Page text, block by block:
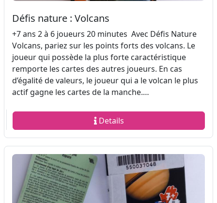
Défis nature : Volcans
+7 ans 2 à 6 joueurs 20 minutes Avec Défis Nature
Volcans, pariez sur les points forts des volcans. Le
joueur qui possède la plus forte caractéristique
remporte les cartes des autres joueurs. En cas
d’égalité de valeurs, le joueur qui a le volcan le plus
actif gagne les cartes de la manche.…
Details